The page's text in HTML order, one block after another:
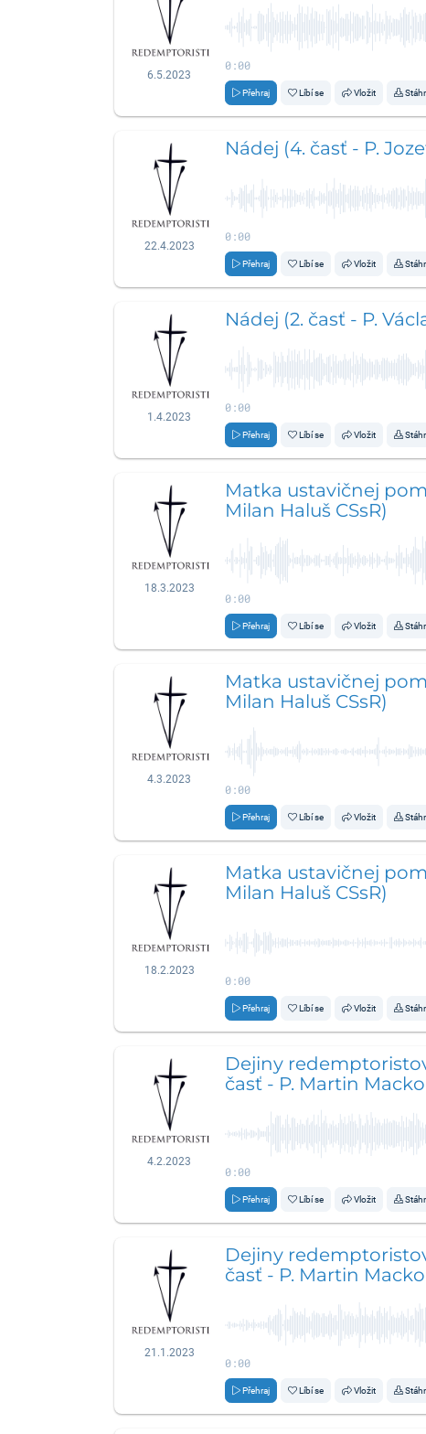
6.5.2023
0:00
Přehraj Líbí se Vložit
22.4.2023
Nádej (4. časť - P.
0:00
Přehraj Líbí se Vložit
1.4.2023
Nádej (2. časť - P.
0:00
Přehraj Líbí se Vložit
18.3.2023
Matka ustavičnej
Milan Haluš CSsR)
0:00
Přehraj Líbí se Vložit
4.3.2023
Matka ustavičnej
Milan Haluš CSsR)
0:00
Přehraj Líbí se Vložit
18.2.2023
Matka ustavičnej
Milan Haluš CSsR)
0:00
Přehraj Líbí se Vložit
4.2.2023
Dejiny
časť - P. Martin Macko
0:00
Přehraj Líbí se Vložit
21.1.2023
Dejiny
časť - P. Martin Macko
0:00
Přehraj Líbí se Vložit